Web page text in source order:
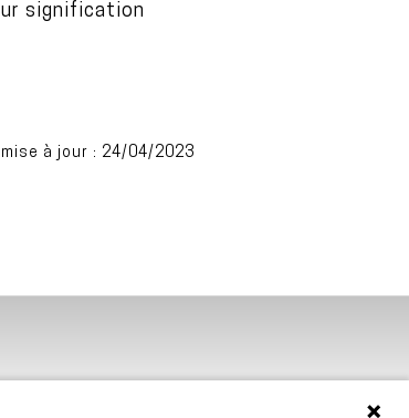
signification
à jour : 24/04/2023